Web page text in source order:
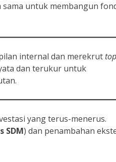
untuk membangun
internal dan merekrut top
dan terukur untuk
yang terus-menerus.
SDM) dan penambahan